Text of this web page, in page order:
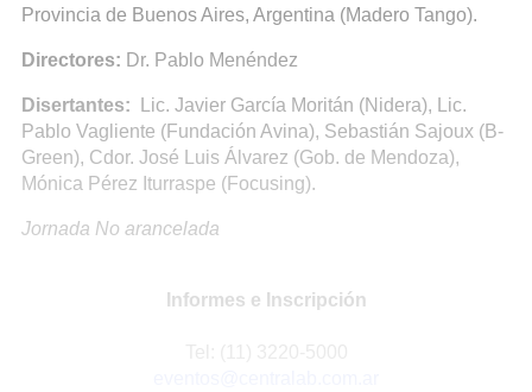
Provincia de Buenos Aires, Argentina (Madero Tango).
Directores: Dr. Pablo Menéndez
Disertantes:
Lic. Javier García Moritán (Nidera), Lic.
Pablo Vagliente (Fundación Avina), Sebastián Sajoux (B-
Green), Cdor. José Luis Álvarez (Gob. de Mendoza),
Mónica Pérez Iturraspe (Focusing).
Jornada No arancelada
Informes e Inscripción